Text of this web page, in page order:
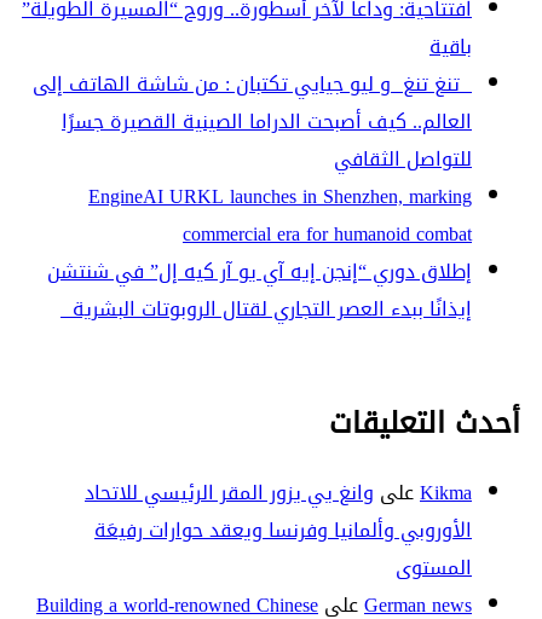
افتتاحية: وداعاً لآخر أسطورة.. وروح “المسيرة الطويلة”
باقية
تنغ تنغ و ليو جيايي تكتبان : من شاشة الهاتف إلى
العالم.. كيف أصبحت الدراما الصينية القصيرة جسرًا
للتواصل الثقافي
EngineAI URKL launches in Shenzhen, marking
commercial era for humanoid combat
إطلاق دوري “إنجن إيه آي يو آر كيه إل” في شنتشن
إيذانًا ببدء العصر التجاري لقتال الروبوتات البشرية
أحدث التعليقات
Kikmaعلى وانغ يي يزور المقر الرئيسي للاتحاد
الأوروبي وألمانيا وفرنسا ويعقد حوارات رفيعَة
المستوى
German newsعلىBuilding a world-renowned Chinese